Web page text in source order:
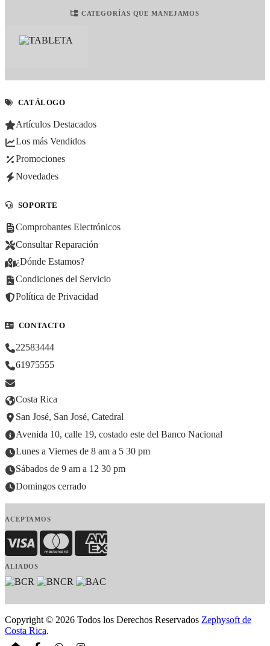
CATEGORÍAS QUE MANEJAMOS
CATÁLOGO
Artículos Destacados
Los más Vendidos
Promociones
Novedades
SOPORTE
Comprobantes Electrónicos
Consultar Reparación
¿Dónde Estamos?
Condiciones del Servicio
Política de Privacidad
CONTACTO
22583444
61975555
Costa Rica
San José, San José, Catedral
Avenida 10, calle 19, costado este del Banco Nacional
Lunes a Viernes de 8 am a 5 30 pm
Sábados de 9 am a 12 30 pm
Domingos cerrado
ACEPTAMOS
Visa MasterCardAmerican Express
ALIADOS
Copyright © 2026 Todos los Derechos Reservados Zephysoft de
Costa Rica.